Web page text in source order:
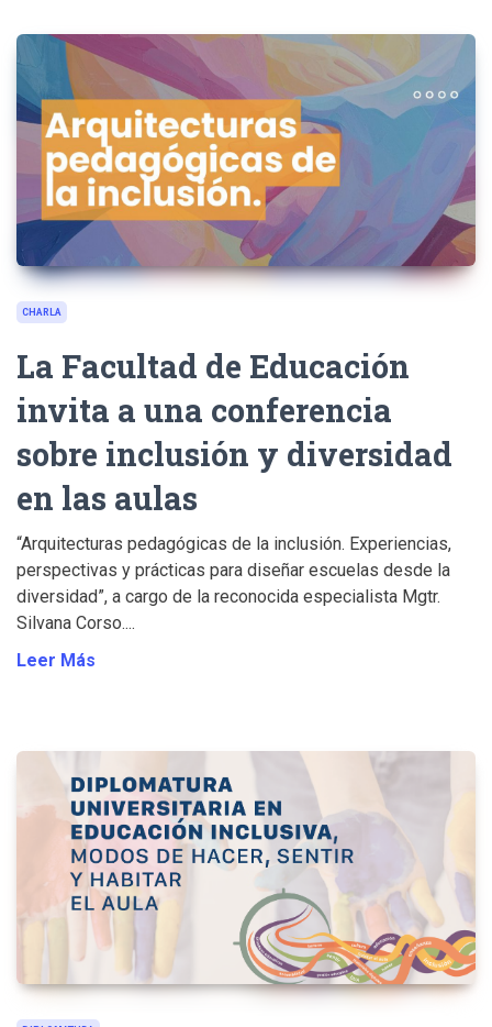
CHARLA
La Facultad de Educación
invita a una conferencia
sobre inclusión y diversidad
en las aulas
“Arquitecturas pedagógicas de la inclusión. Experiencias,
perspectivas y prácticas para diseñar escuelas desde la
diversidad”, a cargo de la reconocida especialista Mgtr.
Silvana Corso....
Leer Más